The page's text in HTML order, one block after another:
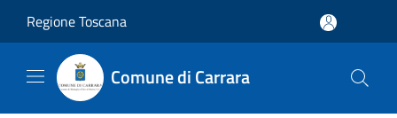
Regione Toscana
Comune di Carrara